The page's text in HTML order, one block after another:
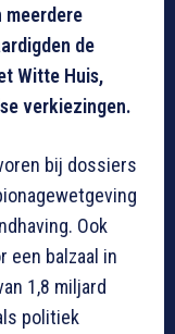
meerdere
de
Witte Huis,
verkiezingen.
bij dossiers
Ook
een balzaal in
1,8 miljard
politiek